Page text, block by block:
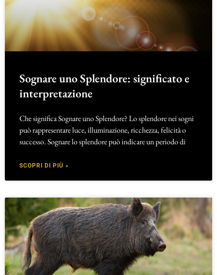
Sognare uno Splendore: significato e
interpretazione
Che significa Sognare uno Splendore? Lo splendore nei sogni
può rappresentare luce, illuminazione, ricchezza, felicità o
successo. Sognare lo splendore può indicare un periodo di
SCOPRI DI PIÙ »